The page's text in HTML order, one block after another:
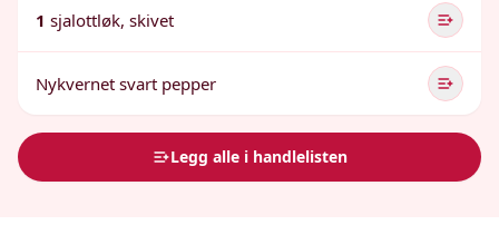
1 sjalottløk, skivet
Nykvernet svart pepper
Legg alle i handlelisten